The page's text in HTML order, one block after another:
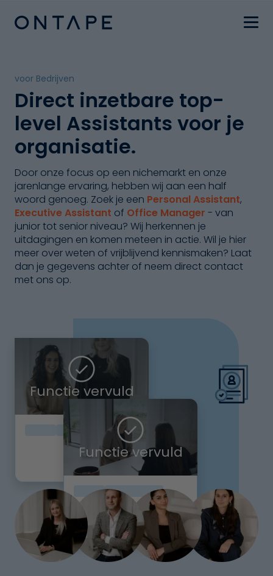
voor Bedrijven
Direct inzetbare top-
level Assistants voor je
organisatie.
Door onze focus op een nichemarkt en onze
jarenlange ervaring, hebben wij aan een half
woord genoeg. Zoek je een Personal Assistant,
Executive Assistant of Office Manager - van
junior tot senior niveau? Wij herkennen je
uitdagingen en komen meteen in actie. Wil je hier
meer over weten of vrijblijvend kennismaken? Laat
dan je gegevens achter of neem direct contact
met ons op.
Functie vervuld
Functie vervuld